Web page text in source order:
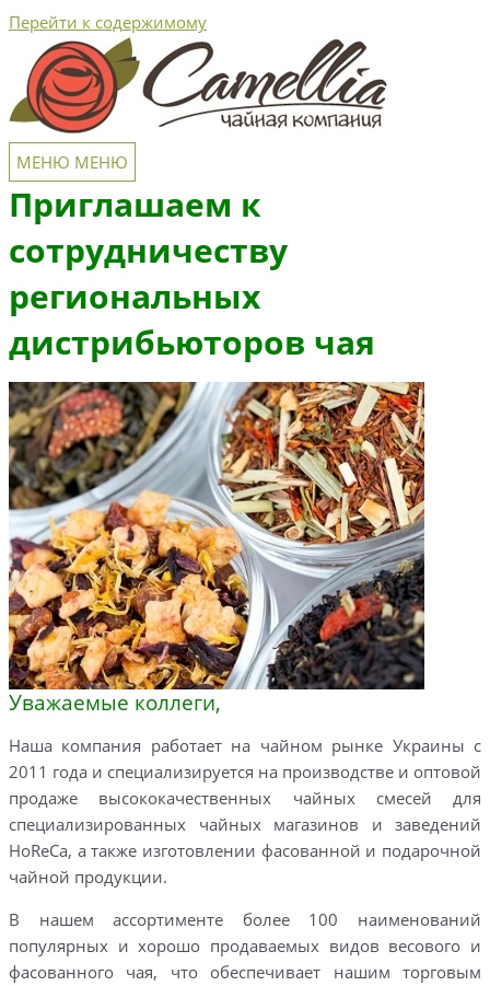
Перейти к содержимому
МЕНЮ МЕНЮ
Приглашаем к
сотрудничеству
региональных
дистрибьюторов чая
Уважаемые коллеги,
Наша компания работает на чайном рынке Украины с
2011 года и специализируется на производстве и оптовой
продаже высококачественных чайных смесей для
специализированных чайных магазинов и заведений
HoReCa, а также изготовлении фасованной и подарочной
чайной продукции.
В нашем ассортименте более 100 наименований
популярных и хорошо продаваемых видов весового и
фасованного чая, что обеспечивает нашим торговым